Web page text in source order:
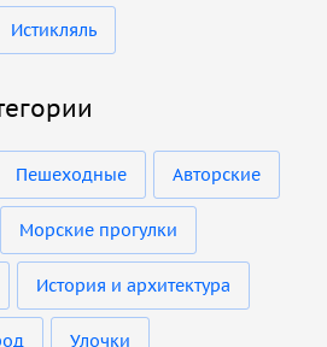
Истикляль
Пешеходные Авторские
Морские прогулки
История и архитектура
Улочки